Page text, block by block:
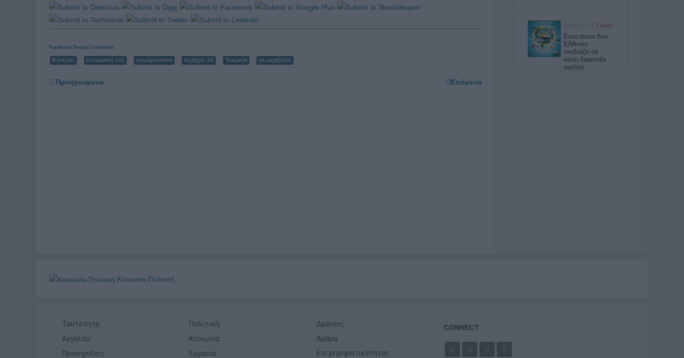
Facebook Social Comments
Κύπρος κυπριακή εοζ γεωτρύπανο τεμάχιο 10 Τουρκία γεωτρήσεις
Προηγούμενο Επόμενο
Κοινωνία-Πολιτική
Ταυτότητα
Αγγελίες
Προκηρύξεις
Πολιτική
Κοινωνία
Εργασία
Δράσεις
Άρθρα
Επιχειρηματικότητας
CONNECT